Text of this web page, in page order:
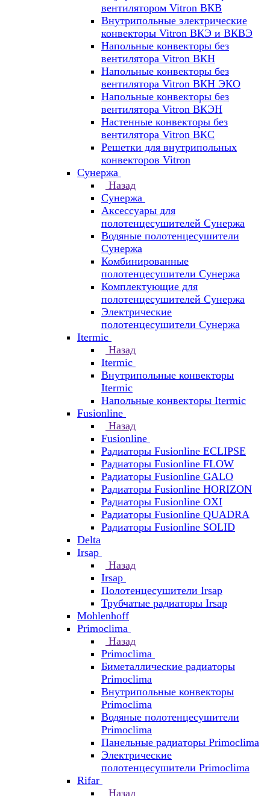
вентилятором Vitron ВКВ
Внутрипольные электрические
конвекторы Vitron ВКЭ и ВКВЭ
Напольные конвекторы без
вентилятора Vitron ВКН
Напольные конвекторы без
вентилятора Vitron ВКН ЭКО
Напольные конвекторы без
вентилятора Vitron ВКЭН
Настенные конвекторы без
вентилятора Vitron ВКС
Решетки для внутрипольных
конвекторов Vitron
Сунержа
Назад
Сунержа
Аксессуары для
полотенцесушителей Сунержа
Водяные полотенцесушители
Сунержа
Комбинированные
полотенцесушители Сунержа
Комплектующие для
полотенцесушителей Сунержа
Электрические
полотенцесушители Сунержа
Itermic
Назад
Itermic
Внутрипольные конвекторы
Itermic
Напольные конвекторы Itermic
Fusionline
Назад
Fusionline
Радиаторы Fusionline ECLIPSE
Радиаторы Fusionline FLOW
Радиаторы Fusionline GALO
Радиаторы Fusionline HORIZON
Радиаторы Fusionline OXI
Радиаторы Fusionline QUADRA
Радиаторы Fusionline SOLID
Delta
Irsap
Назад
Irsap
Полотенцесушители Irsap
Трубчатые радиаторы Irsap
Mohlenhoff
Primoclima
Назад
Primoclima
Биметаллические радиаторы
Primoclima
Внутрипольные конвекторы
Primoclima
Водяные полотенцесушители
Primoclima
Панельные радиаторы Primoclima
Электрические
полотенцесушители Primoclima
Rifar
Назад